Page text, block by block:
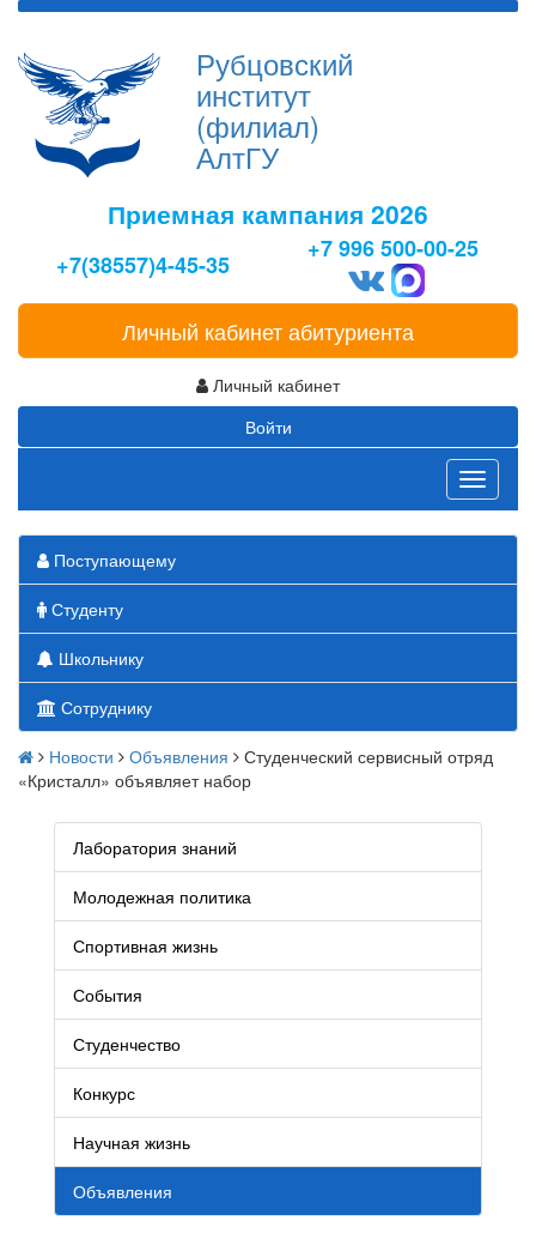
Рубцовский
институт
(филиал)
АлтГУ
Приемная кампания 2026
+7(38557)4-45-35
+7 996 500-00-25
Личный кабинет абитуриента
Личный кабинет
Войти
Toggle
Поступающему
Студенту
Школьнику
Сотруднику
Новости Объявления
Студенческий сервисный отряд
«Кристалл» объявляет набор
Лаборатория знаний
Молодежная политика
Спортивная жизнь
События
Студенчество
Конкурс
Научная жизнь
Объявления